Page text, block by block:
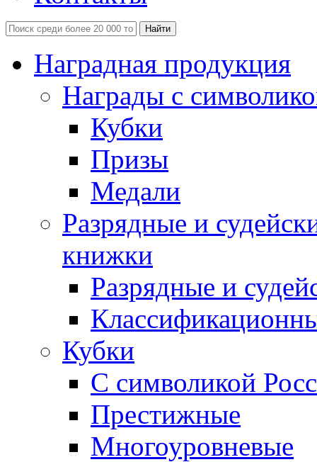
Наградная продукция
Награды с
Кубки
Призы
Медали
Разрядные и
книжки
Разрядные и
Кубки
С символикой
Престижные
Многоуровневые